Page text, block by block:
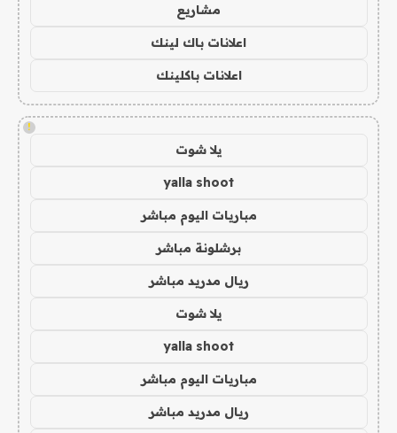
مشاريع
اعلانات باك لينك
اعلانات باكلينك
!
يلا شوت
yalla shoot
مباريات اليوم مباشر
برشلونة مباشر
ريال مدريد مباشر
يلا شوت
yalla shoot
مباريات اليوم مباشر
ريال مدريد مباشر